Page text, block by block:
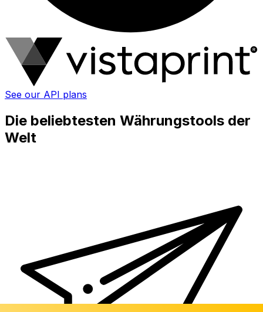
See our API plans
Die beliebtesten Währungstools der
Welt